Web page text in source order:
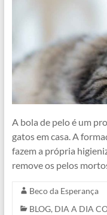
A bola de pelo é um
gatos em casa. A
fazem a própria
remove os pelos
Beco da Esperança
BLOG, DIA A DIA